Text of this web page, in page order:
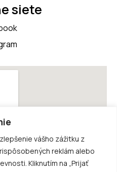
vášho zážitku z
reklám alebo
Kliknutím na „Prijať
siete